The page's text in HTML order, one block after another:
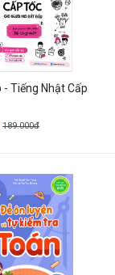
- Tiếng Nhật Cấp
189.000đ